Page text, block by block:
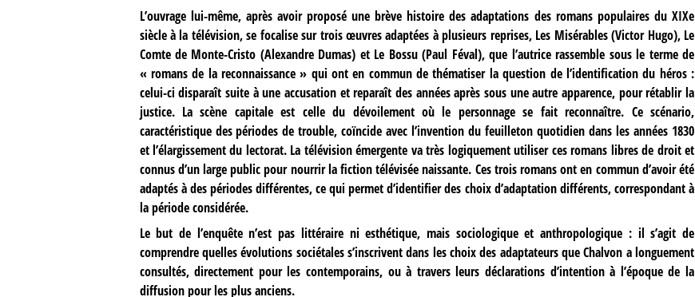
L’ouvrage lui-même, après avoir proposé une brève histoire des adaptations des romans populaires du XIXe
siècle à la télévision, se focalise sur trois œuvres adaptées à plusieurs reprises, Les Misérables (Victor Hugo), Le
Comte de Monte-Cristo (Alexandre Dumas) et Le Bossu (Paul Féval), que l’autrice rassemble sous le terme de
« romans de la reconnaissance » qui ont en commun de thématiser la question de l’identification du héros :
celui-ci disparaît suite à une accusation et reparaît des années après sous une autre apparence, pour rétablir la
justice. La scène capitale est celle du dévoilement où le personnage se fait reconnaître. Ce scénario,
caractéristique des périodes de trouble, coïncide avec l’invention du feuilleton quotidien dans les années 1830
et l’élargissement du lectorat. La télévision émergente va très logiquement utiliser ces romans libres de droit et
connus d’un large public pour nourrir la fiction télévisée naissante. Ces trois romans ont en commun d’avoir été
adaptés à des périodes différentes, ce qui permet d’identifier des choix d’adaptation différents, correspondant à
la période considérée.
Le but de l’enquête n’est pas littéraire ni esthétique, mais sociologique et anthropologique : il s’agit de
comprendre quelles évolutions sociétales s’inscrivent dans les choix des adaptateurs que Chalvon a longuement
consultés, directement pour les contemporains, ou à travers leurs déclarations d’intention à l’époque de la
diffusion pour les plus anciens.